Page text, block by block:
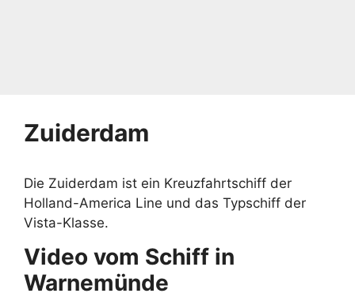
Zuiderdam
Die Zuiderdam ist ein Kreuzfahrtschiff der
Holland-America Line und das Typschiff der
Vista-Klasse.
Video vom Schiff in
Warnemünde